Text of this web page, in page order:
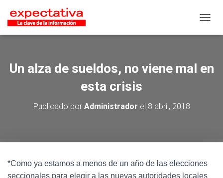
Un alza de sueldos, no viene mal en
esta crisis
Publicado por Administrador el 8 abril, 2018
*Como ya estamos a menos de un año de las elecciones
seccionales para elegir a las nuevas autoridades locales